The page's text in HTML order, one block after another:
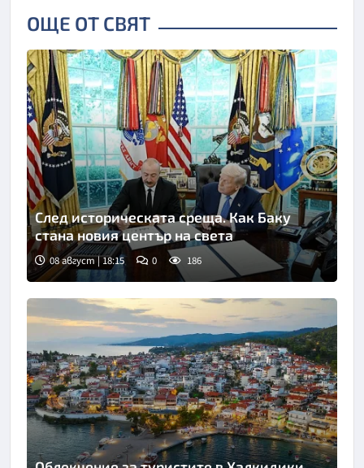
ОЩЕ ОТ СВЯТ
След историческата среща. Как Баку
стана новия център на света
08 август | 18:15 0 186